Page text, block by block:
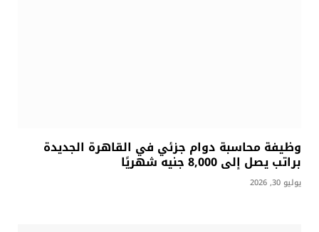
وظيفة محاسبة دوام جزئي في القاهرة الجديدة
براتب يصل إلى 8,000 جنيه شهريًا
يوليو 30, 2026